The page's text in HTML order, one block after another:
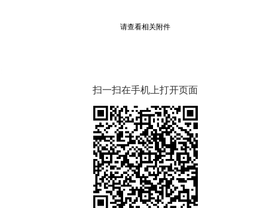
请查看相关附件
扫一扫在手机上打开页面